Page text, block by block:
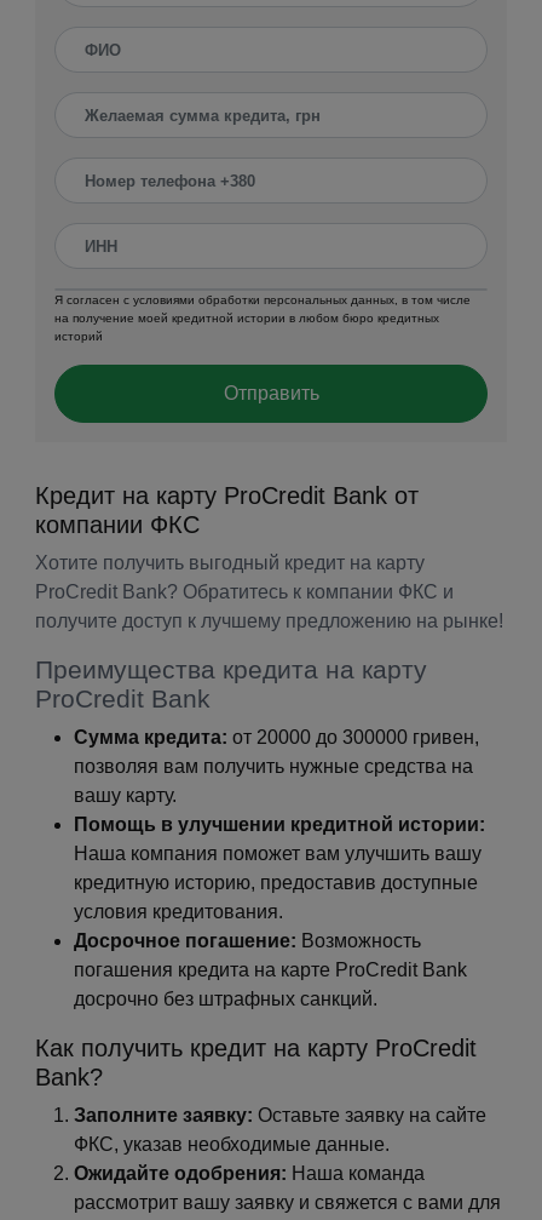
Я согласен с условиями обработки персональных данных, в том числе
на получение моей кредитной истории в любом бюро кредитных
историй
Отправить
Кредит на карту ProCredit Bank от
компании ФКС
Хотите получить выгодный кредит на карту
ProCredit Bank? Обратитесь к компании ФКС и
получите доступ к лучшему предложению на рынке!
Преимущества кредита на карту
ProCredit Bank
Сумма кредита: от 20000 до 300000 гривен,
позволяя вам получить нужные средства на
вашу карту.
Помощь в улучшении кредитной истории:
Наша компания поможет вам улучшить вашу
кредитную историю, предоставив доступные
условия кредитования.
Досрочное погашение: Возможность
погашения кредита на карте ProCredit Bank
досрочно без штрафных санкций.
Как получить кредит на карту ProCredit
Bank?
Заполните заявку: Оставьте заявку на сайте
ФКС, указав необходимые данные.
Ожидайте одобрения: Наша команда
рассмотрит вашу заявку и свяжется с вами для